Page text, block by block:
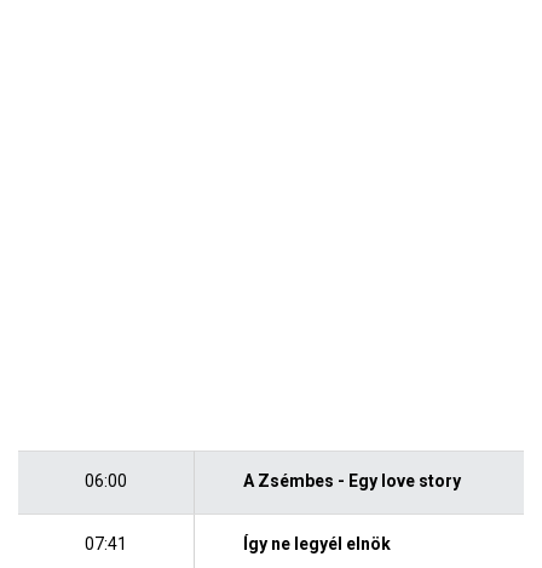
06:00 A Zsémbes - Egy love story
07:41 Így ne legyél elnök